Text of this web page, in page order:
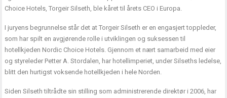
Choice Hotels, Torgeir Silseth, ble kåret til årets CEO i Europa.
I juryens begrunnelse står det at Torgeir Silseth er en engasjert toppleder,
som har spilt en avgjørende rolle i utviklingen og suksessen til
hotellkjeden Nordic Choice Hotels. Gjennom et nært samarbeid med eier
og styreleder Petter A. Stordalen, har hotellimperiet, under Silseths ledelse,
blitt den hurtigst voksende hotellkjeden i hele Norden.
Siden Silseth tiltrådte sin stilling som administrerende direktør i 2006, har